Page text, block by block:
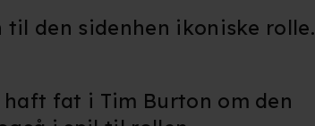
den sidenhen ikoniske rolle.
haft fat i Tim Burton om den